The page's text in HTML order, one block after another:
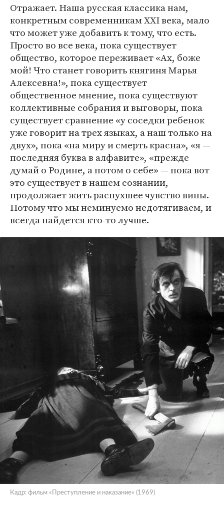
Отражает. Наша русская классика нам,
конкретным современникам XXI века, мало
что может уже добавить к тому, что есть.
Просто во все века, пока существует
общество, которое переживает «Ах, боже
мой! Что станет говорить княгиня Марья
Алексевна!», пока существует
общественное мнение, пока существуют
коллективные собрания и выговоры, пока
существует сравнение «у соседки ребенок
уже говорит на трех языках, а наш только на
двух», пока «на миру и смерть красна», «я —
последняя буква в алфавите», «прежде
думай о Родине, а потом о себе» — пока вот
это существует в нашем сознании,
продолжает жить распухшее чувство вины.
Потому что мы неминуемо недотягиваем, и
всегда найдется кто-то лучше.
Кадр: фильм «Преступление и наказание» (1969)